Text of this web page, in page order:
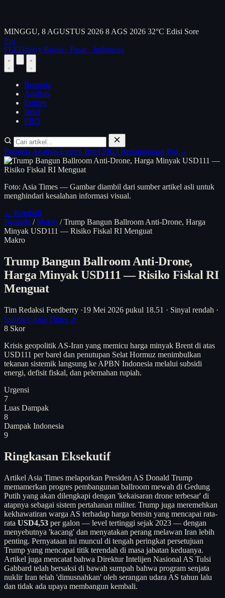
MINGGU, 8 AGUSTUS 2026 8 AGS 2026 32°C Edisi Sore
Pro
FEEDberry Bisnis · Pasar · Indonesia
Beranda
Analisis
Emiten
Brief
PRO
Beranda Analisis Emiten BriefPRO Berlangganan Pro →
Foto: Asia Times — Gambar diambil dari sumber artikel asli untuk
menghindari kesalahan informasi visual.
← Kembali
Beranda / Makro / Trump Bangun Ballroom Anti-Drone, Harga
Minyak USD111 — Risiko Fiskal RI Menguat
Makro
Trump Bangun Ballroom Anti-Drone,
Harga Minyak USD111 — Risiko Fiskal RI
Menguat
Tim Redaksi Feedberry ·19 Mei 2026 pukul 18.51 · Sinyal rendah ·
Sumber: Asia Times ↗
8 Skor
Krisis geopolitik AS-Iran yang memicu harga minyak Brent di atas
USD111 per barel dan penutupan Selat Hormuz menimbulkan
tekanan sistemik langsung ke APBN Indonesia melalui subsidi
energi, defisit fiskal, dan pelemahan rupiah.
Urgensi
7
Luas Dampak
8
Dampak Indonesia
9
Ringkasan Eksekutif
Artikel Asia Times melaporkan Presiden AS Donald Trump
memamerkan progres pembangunan ballroom mewah di Gedung
Putih yang akan dilengkapi dengan 'kekaisaran drone terbesar' di
atapnya sebagai sistem pertahanan militer. Trump juga meremehkan
kekhawatiran warga AS terhadap harga bensin yang mencapai rata-
rata USD4,53 per galon — level tertinggi sejak 2023 — dengan
menyebutnya 'kacang' dan menyatakan perang melawan Iran lebih
penting. Pernyataan ini muncul di tengah peringkat persetujuan
Trump yang mencapai titik terendah di masa jabatan keduanya.
Artikel juga mencatat bahwa Direktur Intelijen Nasional AS Tulsi
Gabbard telah bersaksi di bawah sumpah bahwa program senjata
nuklir Iran telah 'dimusnahkan' oleh serangan udara AS tahun lalu
dan tidak ada upaya membangun kembali.